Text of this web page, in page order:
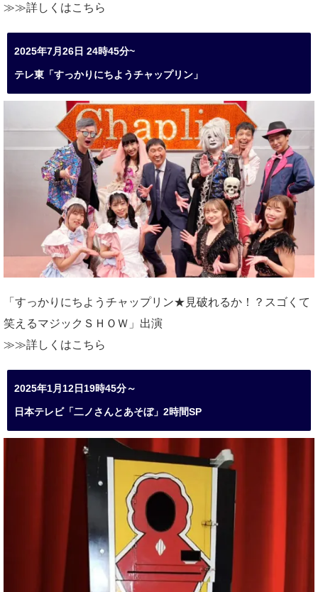
≫≫詳しくはこちら
2025年7月26日 24時45分~
テレ東「すっかりにちようチャップリン」
「すっかりにちようチャップリン★見破れるか！？スゴくて
笑えるマジックＳＨＯＷ」出演
≫≫詳しくはこちら
2025年1月12日19時45分～
日本テレビ「二ノさんとあそぼ」2時間SP